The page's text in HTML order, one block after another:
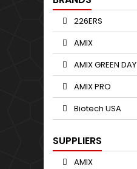
226ERS
AMIX
AMIX GREEN DAY
AMIX PRO
Biotech USA
SUPPLIERS
AMIX